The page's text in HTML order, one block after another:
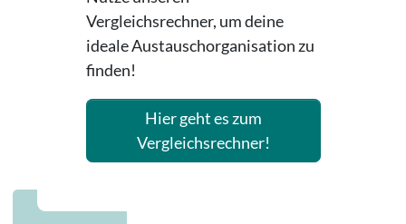
Vergleichsrechner, um deine
ideale Austauschorganisation zu
finden!
Hier geht es zum
Vergleichsrechner!